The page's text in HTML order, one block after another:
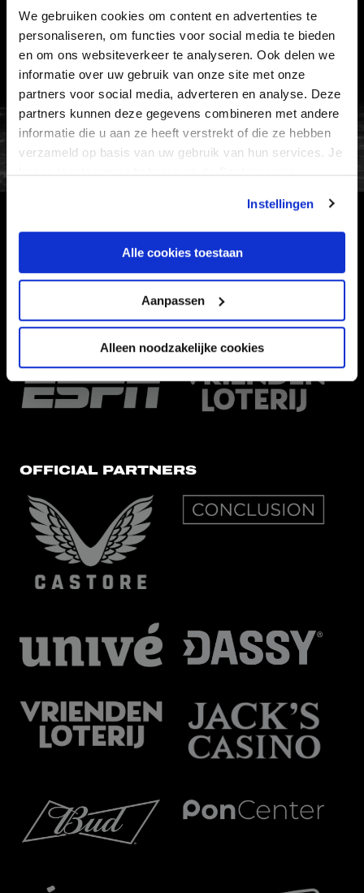
We gebruiken cookies om content en advertenties te
personaliseren, om functies voor social media te bieden
en om ons websiteverkeer te analyseren. Ook delen we
informatie over uw gebruik van onze site met onze
partners voor social media, adverteren en analyse. Deze
partners kunnen deze gegevens combineren met andere
informatie die u aan ze heeft verstrekt of die ze hebben
verzameld op basis van uw gebruik van hun services. Je
kan je toestemming beheren op de Cookiepagina.
Instellingen
Alle cookies toestaan
Aanpassen
Alleen noodzakelijke cookies
CONTACT
WERKEN BIJ
FC Utrecht<br>vanuit<br>het
HOOFDSPONSOR
EREDIVISIEPARTNERS
OFFICIAL PARTNERS